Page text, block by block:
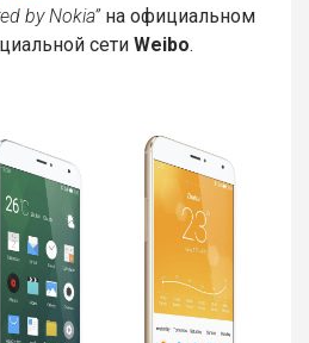
by Nokia”на официальном
сети Weibo.